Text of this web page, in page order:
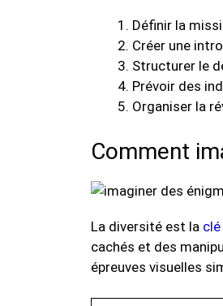
Définir la
Créer une
Structurer le
Prévoir des
Organiser la
Comment
La diversité est la
cachés et des
épreuves visuelles